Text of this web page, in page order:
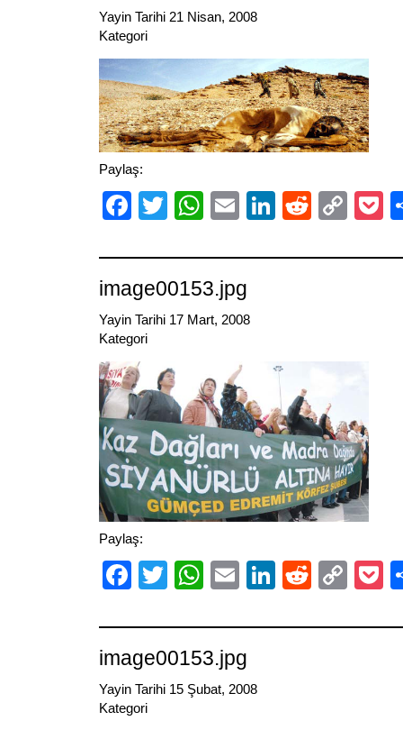
Yayin Tarihi 21 Nisan, 2008
Kategori
Paylaş:
Facebook
TwitterWhatsApp
EmailLinkedIn
Reddit
image00153.jpg
Yayin Tarihi 17 Mart, 2008
Kategori
Paylaş:
Facebook
TwitterWhatsApp
EmailLinkedIn
Reddit
image00153.jpg
Yayin Tarihi 15 Şubat, 2008
Kategori